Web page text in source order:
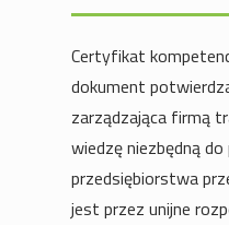
Certyfikat
dokument
zarządzająca firmą
wiedzę niezbędną
przedsiębiorstwa
jest przez unijne